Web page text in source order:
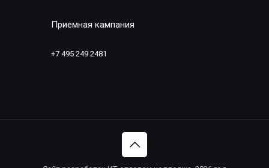
Приемная кампания
+7 495 249 2481